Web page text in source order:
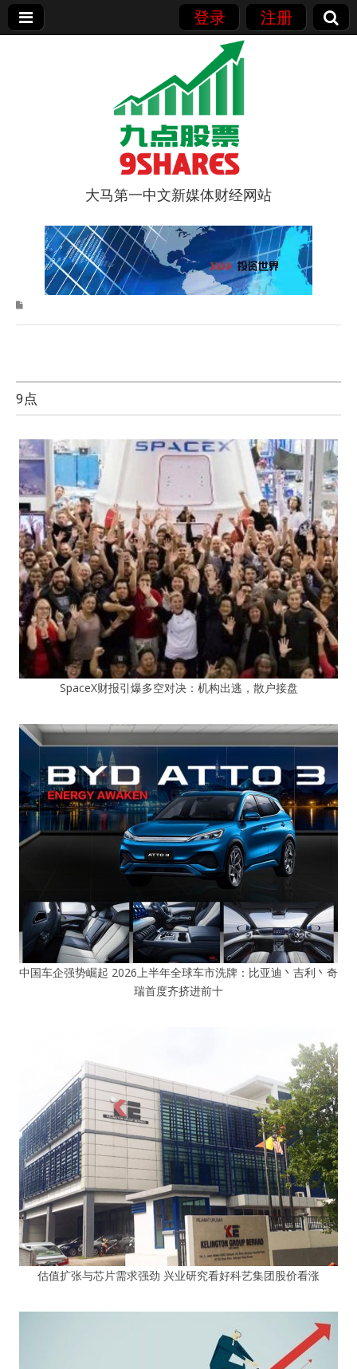
登录 注册
9点股票
大马第一中文新媒体财经网站
9点
SpaceX财报引爆多空对决：机构出逃，散户接盘
中国车企强势崛起 2026上半年全球车市洗牌：比亚迪丶吉利丶奇
瑞首度齐挤进前十
估值扩张与芯片需求强劲 兴业研究看好科艺集团股价看涨